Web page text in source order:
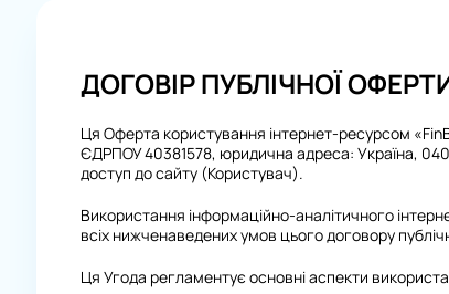
ДОГОВІР ПУБЛІЧНОЇ
Ця Оферта користування інтернет-ресурсом
ЄДРПОУ 40381578, юридична адреса: Україна,
доступ до сайту (Користувач).
Використання інформаційно-аналітичного
всіх нижченаведених умов цього договору
Ця Угода регламентує основні аспекти